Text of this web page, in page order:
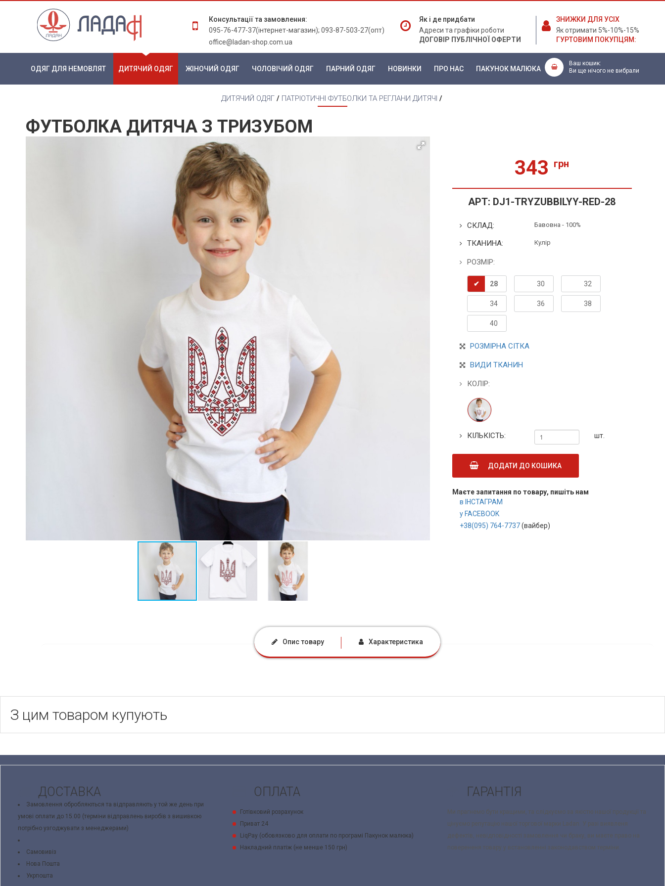
Консультації та замовлення:
095-76-477-37(інтернет-магазин); 093-87-503-27(опт)
office@ladan-shop.com.ua
Як і де придбати
Адреси та графіки роботи
ДОГОВІР ПУБЛІЧНОЇ ОФЕРТИ
ЗНИЖКИ ДЛЯ УСІХ
Як отримати 5%-10%-15%
ГУРТОВИМ ПОКУПЦЯМ:
ОДЯГ ДЛЯ НЕМОВЛЯТ ДИТЯЧИЙ ОДЯГ ЖІНОЧИЙ ОДЯГ ЧОЛОВІЧИЙ ОДЯГ ПАРНИЙ ОДЯГ НОВИНКИ ПРО НАС ПАКУНОК МАЛЮКА
Ваш кошик:
Ви ще нічого не вибрали
ДИТЯЧИЙ ОДЯГ/ ПАТРІОТИЧНІ ФУТБОЛКИ ТА РЕГЛАНИ ДИТЯЧІ /
ФУТБОЛКА ДИТЯЧА З ТРИЗУБОМ
343 грн
АРТ: DJ1-TRYZUBBILYY-RED-28
СКЛАД: Бавовна - 100%
ТКАНИНА: Кулір
РОЗМІР:
28 30 32
34 36 38
40
РОЗМІРНА СІТКА
ВИДИ ТКАНИН
КОЛІР:
КІЛЬКІСТЬ: шт.
ДОДАТИ ДО КОШИКА
Маєте запитання по товару, пишіть нам
в ІНСТАГРАМ
у FACEBOOK
+38(095) 764-7737(вайбер)
Опис товару Характеристика
З цим товаром купують
ДОСТАВКА
Замовлення обробляються та відправляють у той же день при
умові оплати до 15.00 (терміни відправлень виробів з вишивкою
потрібно узгоджувати з менеджерами)
Самовивіз
Нова Пошта
Укрпошта
ОПЛАТА
Готівковий розрахунок
Приват 24
LiqPay (обовязково для оплати по програмі Пакунок малюка)
Накладний платіж (не менше 150 грн)
ГАРАНТІЯ
Ми прагнемо бути кращими, та слідкуємо за якістю нашої продукції та
цінуємо репутацію нашої торгової марки Ladan. У разі виявленя
дефектів, невідповідності замовлення чи браку, ви маєте право на
поверененя товару у встановленні законодавством терміни.